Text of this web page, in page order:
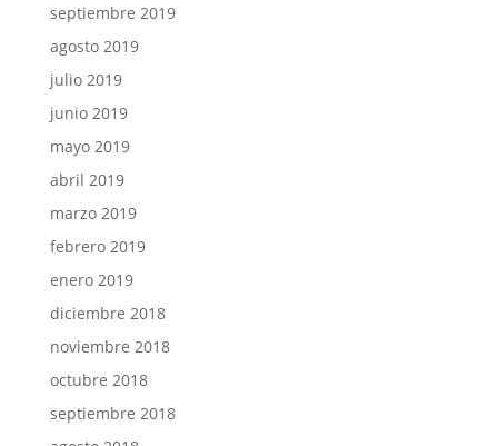
septiembre 2019
agosto 2019
julio 2019
junio 2019
mayo 2019
abril 2019
marzo 2019
febrero 2019
enero 2019
diciembre 2018
noviembre 2018
octubre 2018
septiembre 2018